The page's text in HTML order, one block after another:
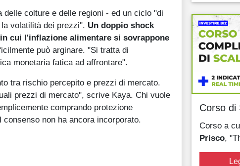
colture e delle regioni - ed un ciclo "di
volatilità dei prezzi". Un doppio shock
cui l'inflazione alimentare si sovrappone
può arginare. "Si tratta di
monetaria fatica ad affrontare".
tra rischio percepito e prezzi di mercato.
prezzi di mercato", scrive Kaya. Chi vuole
comprando protezione
non ha ancora incorporato.
Corso di
Corso a
Prisco,